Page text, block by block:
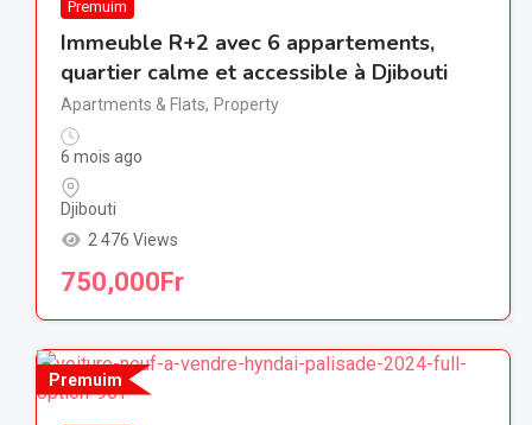
Premuim
Immeuble R+2 avec 6 appartements,
quartier calme et accessible à Djibouti
Apartments & Flats, Property
6 mois ago
Djibouti
2 476 Views
750,000Fr
Premuim